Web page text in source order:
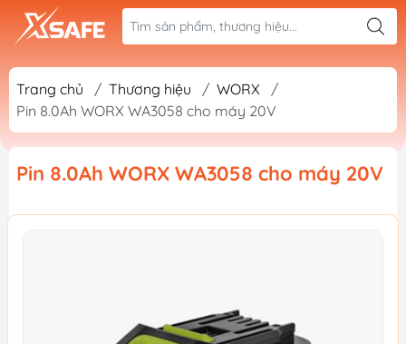
Trang chủ / Thương hiệu / WORX
/
Pin 8.0Ah WORX WA3058 cho máy 20V
Pin 8.0Ah WORX WA3058 cho máy 20V